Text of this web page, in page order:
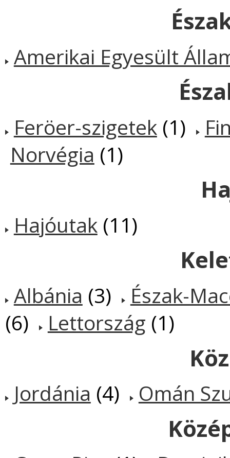
Amerikai Egyesült
Feröer-szigetek(1)
Norvégia (1)
Hajóutak(11)
Albánia (3)
Észak-
(6)
Lettország (1)
Jordánia (4) Omán